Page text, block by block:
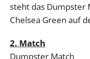
steht das Dumpster
Chelsea Green auf
2. Match
Dumpster Match